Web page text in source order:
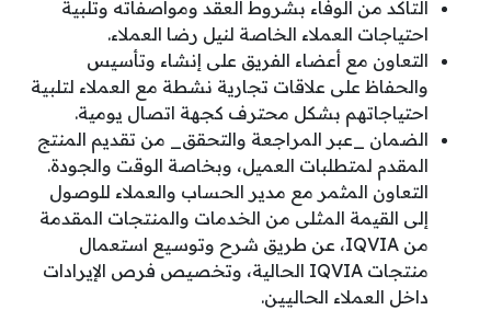
التأكد من الوفاء بشروط العقد ومواصفاته وتلبية
احتياجات العملاء الخاصة لنيل رضا العملاء.
التعاون مع أعضاء الفريق على إنشاء وتأسيس
والحفاظ على علاقات تجارية نشطة مع العملاء لتلبية
احتياجاتهم بشكل محترف كجهة اتصال يومية.
الضمان _عبر المراجعة والتحقق_ من تقديم المنتج
المقدم لمتطلبات العميل، وبخاصة الوقت والجودة.
التعاون المثمر مع مدير الحساب والعملاء للوصول
إلى القيمة المثلى من الخدمات والمنتجات المقدمة
من IQVIA، عن طريق شرح وتوسيع استعمال
منتجات IQVIA الحالية، وتخصيص فرص الإيرادات
داخل العملاء الحاليين.